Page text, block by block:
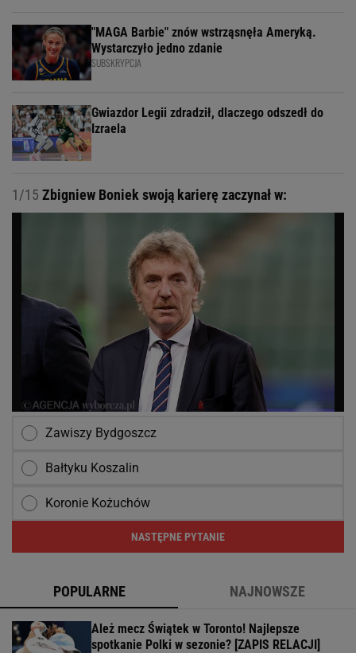
"MAGA Barbie" znów wstrząsnęła Ameryką.
Wystarczyło jedno zdanie
SUBSKRYPCJA
Gwiazdor Legii zdradził, dlaczego odszedł do
Izraela
1/15 Zbigniew Boniek swoją karierę zaczynał w:
Zawiszy Bydgoszcz
Bałtyku Koszalin
Koronie Kożuchów
NASTĘPNE PYTANIE
POPULARNE NAJNOWSZE
Ależ mecz Świątek w Toronto! Najlepsze
spotkanie Polki w sezonie? [ZAPIS RELACJI]